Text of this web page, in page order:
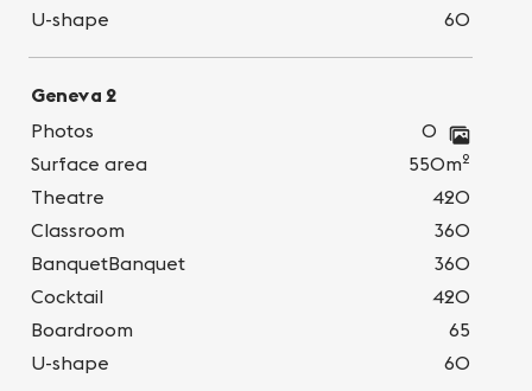
U-shape
60
Geneva 2
Photos
0
Surface area
550m2
Theatre
420
Classroom
360
BanquetBanquet
360
Cocktail
420
Boardroom
65
U-shape
60